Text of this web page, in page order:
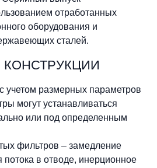
отработанных
оборудования и
сталей.
учетом размерных параметров
могут устанавливаться
или под определенным
фильтров – замедление
в отводе, инерционное